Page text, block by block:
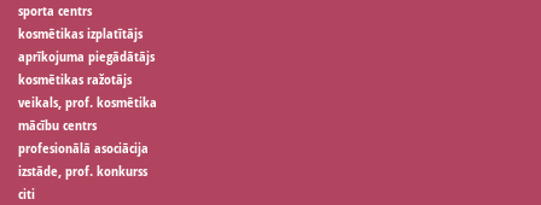
sporta centrs
kosmētikas izplatītājs
aprīkojuma piegādātājs
kosmētikas ražotājs
veikals, prof. kosmētika
mācību centrs
profesionālā asociācija
izstāde, prof. konkurss
citi